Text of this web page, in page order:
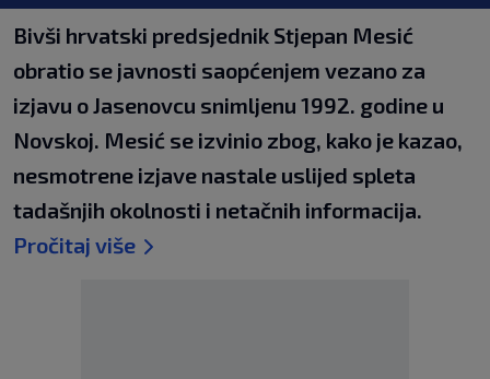
Bivši hrvatski predsjednik Stjepan Mesić
obratio se javnosti saopćenjem vezano za
izjavu o Jasenovcu snimljenu 1992. godine u
Novskoj. Mesić se izvinio zbog, kako je kazao,
nesmotrene izjave nastale uslijed spleta
tadašnjih okolnosti i netačnih informacija.
Pročitaj više